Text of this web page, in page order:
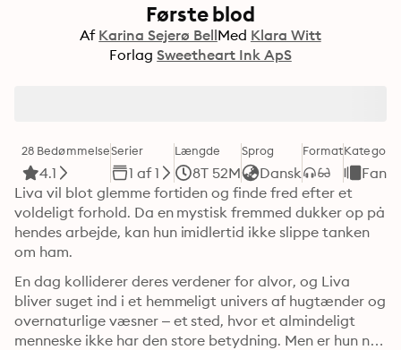
Første blod
Af Karina Sejerø BellMed Klara Witt
Forlag Sweetheart Ink ApS
28 Bedømmelse
4.1
Serier
1 af 1
Længde
8T 52M
Sprog
Dansk
FormatKategori
Liva vil blot glemme fortiden og finde fred efter et
voldeligt forhold. Da en mystisk fremmed dukker op på
hendes arbejde, kan hun imidlertid ikke slippe tanken
om ham.
En dag kolliderer deres verdener for alvor, og Liva
bliver suget ind i et hemmeligt univers af hugtænder og
overnaturlige væsner – et sted, hvor et almindeligt
menneske ikke har den store betydning. Men er hun nu